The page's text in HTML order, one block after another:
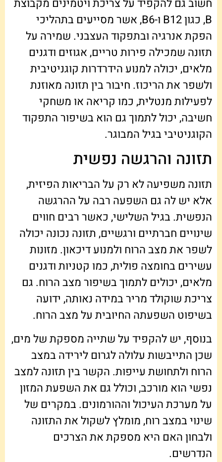
חשוב גם להקפיד על צריכת ויטמינים מקבוצת
B, כגון B12 ו-B6, אשר מסייעים בתהליכי
הפקת אנרגיה ובתפקוד העצבני. שמירה על
תזונה שמכילה פירות טריים, אגוזים ודגנים
מלאים, יכולה למנוע הידרדרות קוגניטיבית
ולשפר את הריכוז. חיבור בין תזונה מאוזנת
לפעילות מנטלית, כמו קריאה או משחקי
חשיבה, יכול לתמוך גם הוא בשיפור התפקוד
הקוגניטיבי בגיל המבוגר.
תזונה והרגשה נפשית
תזונה משפיעה לא רק על הבריאות הפיזית,
אלא יש לה גם השפעה רבה על ההרגשה
הנפשית. בגיל השלישי, כאשר רבים חווים
שינויים חברתיים ורגשיים, תזונה נכונה יכולה
לשפר את מצב הרוח ולמנוע דיכאון. מזונות
עשירים בחומצה פולית, כמו קטניות ודגנים
מלאים, יכולים לתמוך בשיפור מצב הרוח. גם
צריכת שוקולד מריר במידה נאותה, ידועה
בשיפוט השפעתה החיובית על מצב הרוח.
בנוסף, יש להקפיד על שתייה מספקת של מים,
שכן התייבשות עלולה לגרום לירידה במצב
הרוח ולתחושת עייפות. הקשר בין תזונה למצב
נפשי הוא מורכב, וכולל גם את השפעת המזון
על מערכת העיכול וההורמונים. במקרים של
שינוי במצב רוח, מומלץ לשקול את התזונה
ולבחון האם היא מספקת את הצרכים
הנדרשים.